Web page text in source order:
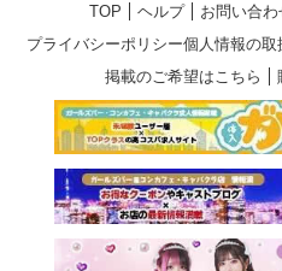
TOP ヘルプ お問い合わ
プライバシーポリシー個人情報の取
掲載のご希望はこちら